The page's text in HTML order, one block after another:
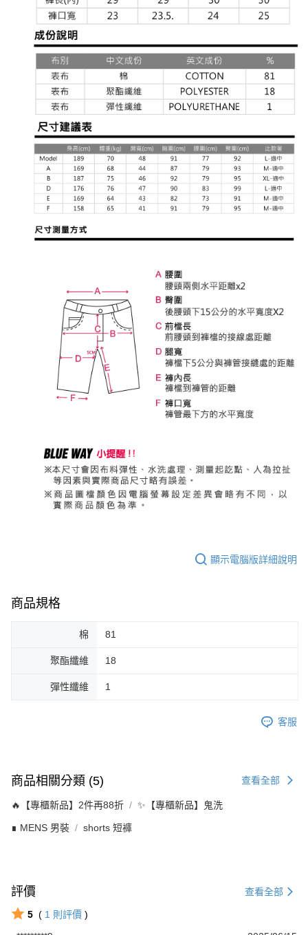
顯示電腦版詳細說明
商品規格
棉 81
聚酯纖維 18
彈性纖維 1
客服
商品相關分類 (5) 查看全部
🔥【專櫃新品】2件再88折 ✨【專櫃新品】鬼洗
∎ MENS 男裝 shorts 短褲
評價 查看全部
5 ( 1 則評價 )